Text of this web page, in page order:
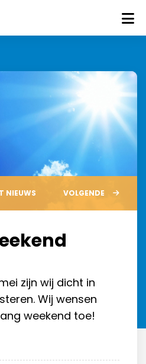
NIEUWS VOLGENDE
zijn wij dicht in
Wij wensen
weekend toe!